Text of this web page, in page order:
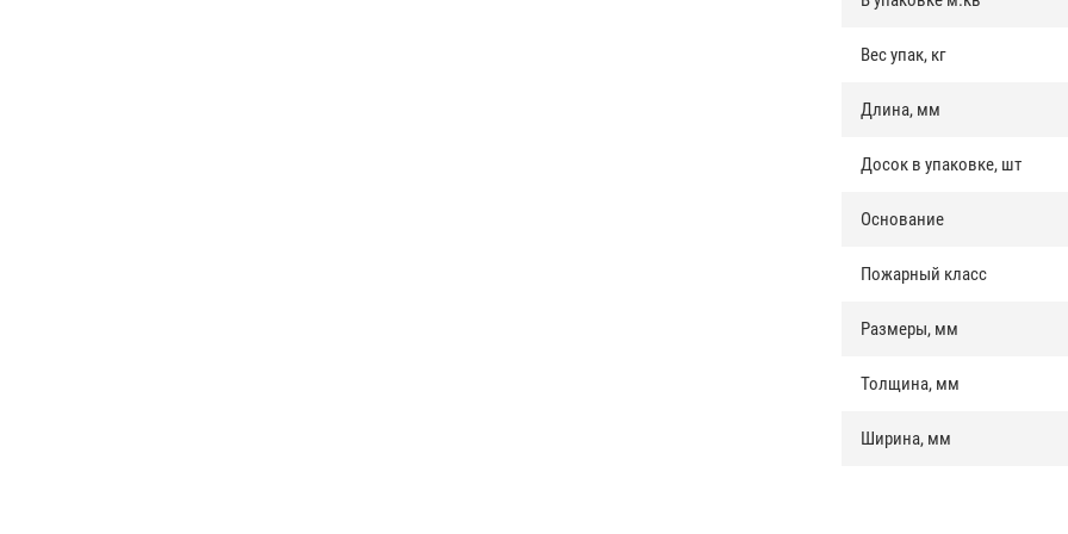
Вес упак, кг
Длина, мм
Досок в упаковке, шт
Основание
Пожарный класс
Размеры, мм
Толщина, мм
Ширина, мм